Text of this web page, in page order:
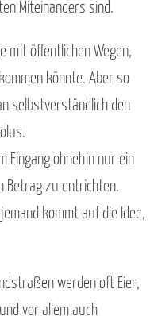
Miteinanders sind.
mit öffentlichen Wegen,
könnte. Aber so
selbstverständlich den
Eingang ohnehin nur ein
Betrag zu entrichten.
kommt auf die Idee,
werden oft Eier,
vor allem auch